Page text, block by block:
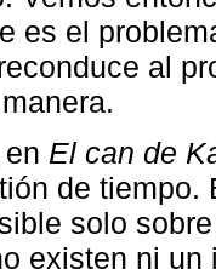
es el
al
El can de
de
solo
existen ni